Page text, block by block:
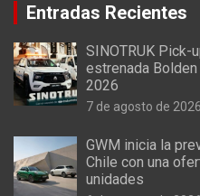
Entradas Recientes
SINOTRUK Pick-
estrenada
2026
7 de agosto de 2026
GWM inicia la
Chile con una
unidades